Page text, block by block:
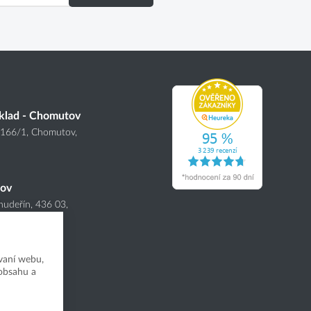
- Chomutov
/1, Chomutov,
436 03,
webu,
a